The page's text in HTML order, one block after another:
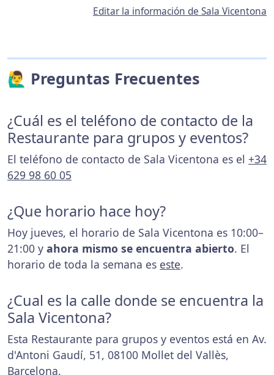
Editar la información de Sala Vicentona
🙋‍♂️ Preguntas Frecuentes
¿Cuál es el teléfono de contacto de la
Restaurante para grupos y eventos?
El teléfono de contacto de Sala Vicentona es el +34
629 98 60 05
¿Que horario hace hoy?
Hoy jueves, el horario de Sala Vicentona es 10:00–
21:00 y ahora mismo se encuentra abierto. El
horario de toda la semana es este.
¿Cual es la calle donde se encuentra la
Sala Vicentona?
Esta Restaurante para grupos y eventos está en Av.
d'Antoni Gaudí, 51, 08100 Mollet del Vallès,
Barcelona.